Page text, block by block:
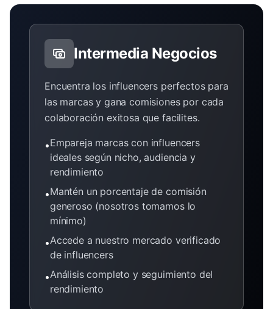
Intermedia Negocios
Encuentra los influencers perfectos para
las marcas y gana comisiones por cada
colaboración exitosa que facilites.
•Empareja marcas con influencers
ideales según nicho, audiencia y
rendimiento
•Mantén un porcentaje de comisión
generoso (nosotros tomamos lo
mínimo)
•Accede a nuestro mercado verificado
de influencers
•Análisis completo y seguimiento del
rendimiento